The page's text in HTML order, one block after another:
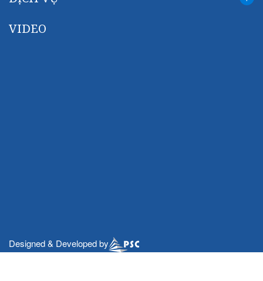
VIDEO
Designed & Developed by